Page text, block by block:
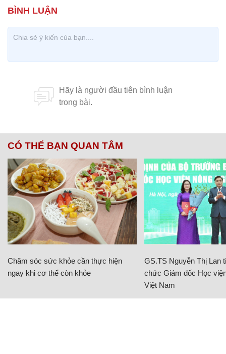
CÓ THỂ BẠN QUAN TÂM
Chăm sóc sức khỏe cần thực hiện
ngay khi cơ thể còn khỏe
GS.TS Nguyễn Thị Lan
chức Giám đốc Học
Việt Nam